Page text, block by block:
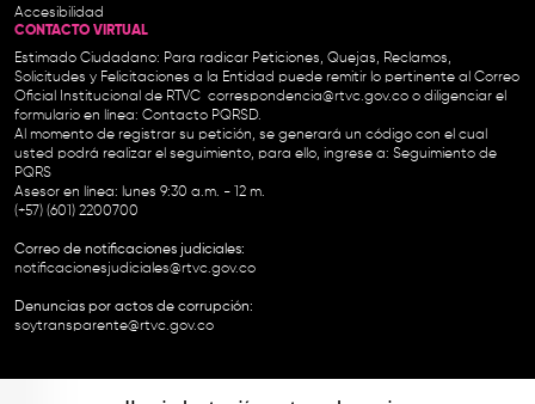
Accesibilidad
CONTACTO VIRTUAL
Estimado Ciudadano: Para radicar Peticiones, Quejas, Reclamos,
Solicitudes y Felicitaciones a la Entidad puede remitir lo pertinente al Correo
Oficial Institucional de RTVC correspondencia@rtvc.gov.co o diligenciar el
formulario en línea: Contacto PQRSD.
Al momento de registrar su petición, se generará un código con el cual
usted podrá realizar el seguimiento, para ello, ingrese a: Seguimiento de
PQRS
Asesor en línea: lunes 9:30 a.m. - 12 m.
(+57) (601) 2200700
Correo de notificaciones judiciales:
notificacionesjudiciales@rtvc.gov.co
Denuncias por actos de corrupción:
soytransparente@rtvc.gov.co